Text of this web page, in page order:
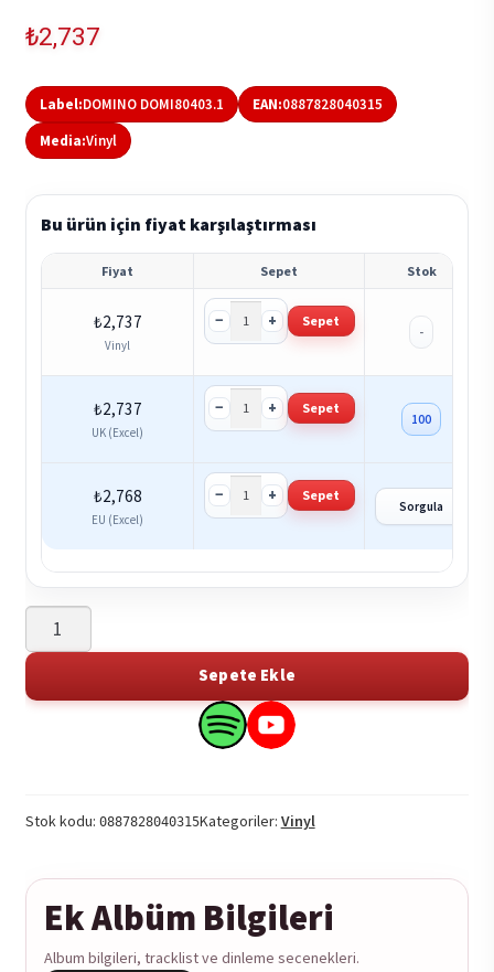
₺2,737
Label:DOMINO DOMI80403.1 EAN:0887828040315
Media:Vinyl
Bu ürün için fiyat karşılaştırması
Fiyat Sepet Stok
₺2,737
Vinyl
− + Sepet
-
₺2,737
UK (Excel)
− + Sepet
100
₺2,768
EU (Excel)
− + Sepet
Sorgula
Alexis
Taylor
Beautiful
Sepete Ekle
Search
on
Search
on
Stok kodu: 0887828040315Kategoriler: Vinyl
Ek Albüm Bilgileri
Album bilgileri, tracklist ve dinleme secenekleri.